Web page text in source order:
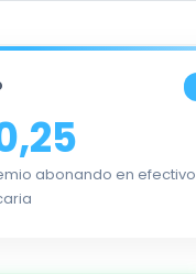
abonando en